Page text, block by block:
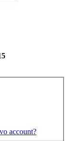
account?